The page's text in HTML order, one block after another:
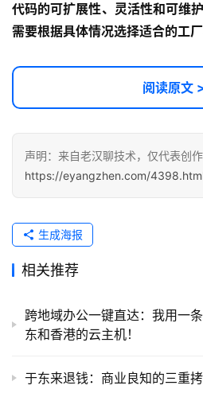
代码的可扩展性、灵活性和可维
需要根据具体情况选择适合的工厂
阅读原文
声明：来自老汉聊技术，仅代表创作
https://eyangzhen.com/
生成海报
相关推荐
跨地域办公一键直达：我用一
东和香港的云主机！
于东来退钱：商业良知的三重